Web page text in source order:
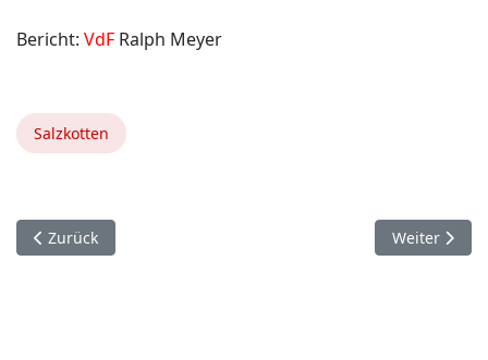
Bericht: VdF Ralph Meyer
Salzkotten
Vorheriger Beitrag: 3. Oktober. Bad Lippspringe.
Zurück Nächster
Weiter